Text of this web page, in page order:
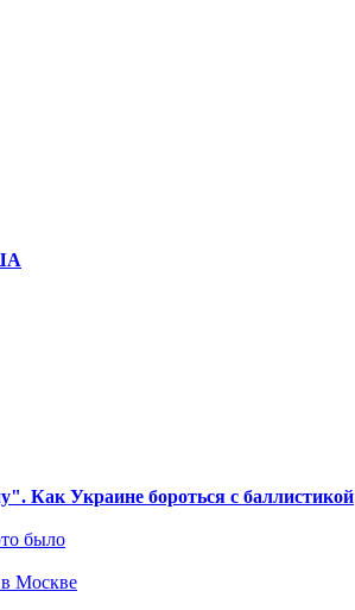
Как Украине бороться с баллистикой
было
в Москве